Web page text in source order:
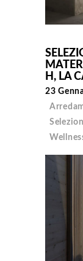
H, LA
23